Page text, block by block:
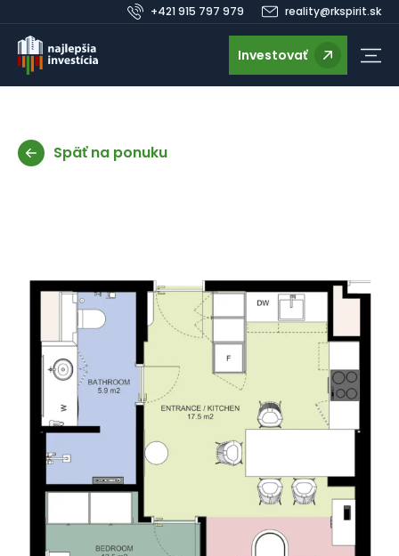
+421 915 797 979 reality@rkspirit.sk
Investovať
Späť na ponuku